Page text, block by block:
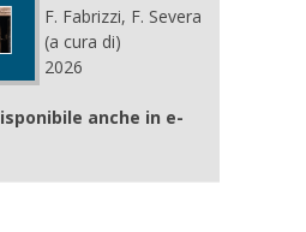
F. Fabrizzi, F. Severa
(a cura di)
2026
anche in e-